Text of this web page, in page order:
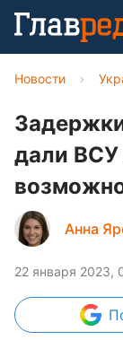
Новости ›
дали ВСУ
Анна
22 января 2023,